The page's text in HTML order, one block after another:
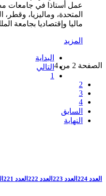
عمل أستاذا في جامعات
المتحدة، وماليزيا،
ماليا وإقتصاديا بجامعة
المزيد
الصفحة 2 من 4
البداية
التالي
1
2
3
4
السابق
النهاية
العدد 224 العدد 223 العدد 222 العدد 221